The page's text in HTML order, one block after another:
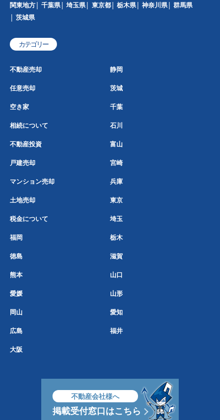
関東地方
千葉県 埼玉県 東京都 栃木県 神奈川県
群馬県
茨城県
カテゴリー
不動産売却 静岡
任意売却 茨城
空き家 千葉
相続について 石川
不動産投資 富山
戸建売却 宮崎
マンション売却 兵庫
土地売却 東京
税金について 埼玉
福岡 栃木
徳島 滋賀
熊本 山口
愛媛 山形
岡山 愛知
広島 福井
大阪
不動産会社様へ
掲載受付窓口はこちら